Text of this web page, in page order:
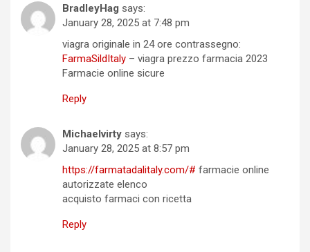
BradleyHag says:
January 28, 2025 at 7:48 pm
viagra originale in 24 ore contrassegno:
FarmaSildItaly – viagra prezzo farmacia 2023
Farmacie online sicure
Reply
Michaelvirty says:
January 28, 2025 at 8:57 pm
https://farmatadalitaly.com/# farmacie online
autorizzate elenco
acquisto farmaci con ricetta
Reply